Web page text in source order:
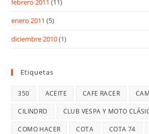
febrero 2011 (11)
enero 2011 (5)
diciembre 2010(1)
Etiquetas
350 ACEITE CAFE RACER
CILINDRO CLUB VESPA Y MOTO
COMO HACER COTA COTA 74